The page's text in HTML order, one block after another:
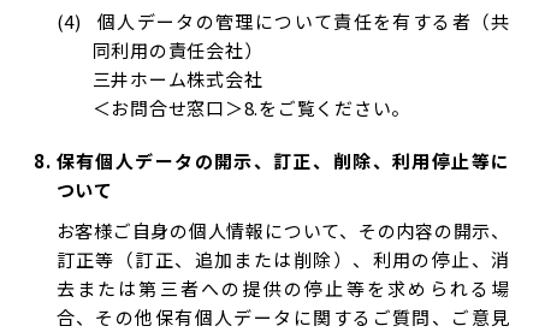
個人データの管理について責任を有する者（共
同利用の責任会社）
三井ホーム株式会社
＜お問合せ窓口＞8.をご覧ください。
保有個人データの開示、訂正、削除、利用停止等に
ついて
お客様ご自身の個人情報について、その内容の開示、
訂正等（訂正、追加または削除）、利用の停止、消
去または第三者への提供の停止等を求められる場
合、その他保有個人データに関するご質問、ご意見